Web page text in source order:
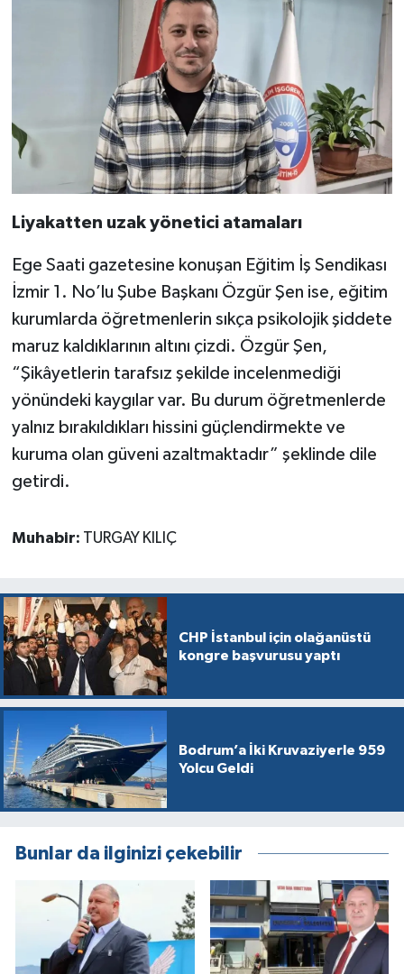
Liyakatten uzak yönetici atamaları
Ege Saati gazetesine konuşan Eğitim İş Sendikası
İzmir 1. No’lu Şube Başkanı Özgür Şen ise, eğitim
kurumlarda öğretmenlerin sıkça psikolojik şiddete
maruz kaldıklarının altını çizdi. Özgür Şen,
“Şikâyetlerin tarafsız şekilde incelenmediği
yönündeki kaygılar var. Bu durum öğretmenlerde
yalnız bırakıldıkları hissini güçlendirmekte ve
kuruma olan güveni azaltmaktadır” şeklinde dile
getirdi.
Muhabir: TURGAY KILIÇ
CHP İstanbul için olağanüstü
kongre başvurusu yaptı
Bodrum’a İki Kruvaziyerle 959
Yolcu Geldi
Bunlar da ilginizi çekebilir